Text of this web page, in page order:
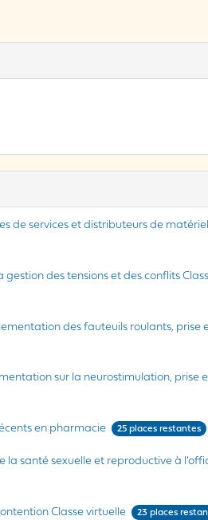
de services et distributeurs de
des tensions et des conflits
des fauteuils roulants, prise
sur la neurostimulation, prise
en pharmacie 25 places restantes
santé sexuelle et reproductive à
Classe virtuelle 23 places